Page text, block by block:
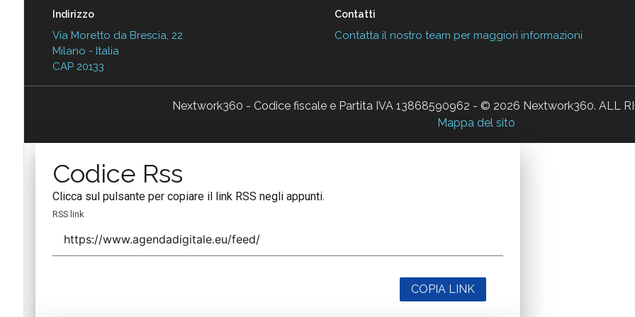
Indirizzo
Via Moretto da Brescia, 22
Milano - Italia
CAP 20133
Contatti
Contatta il nostro team per maggiori informazioni
Nextwork360 - Codice fiscale e Partita IVA 13868590962 - © 2026 Nextwork360. ALL
Mappa del sito
Codice Rss
Clicca sul pulsante per copiare il link RSS negli appunti.
RSS link
COPIA LINK